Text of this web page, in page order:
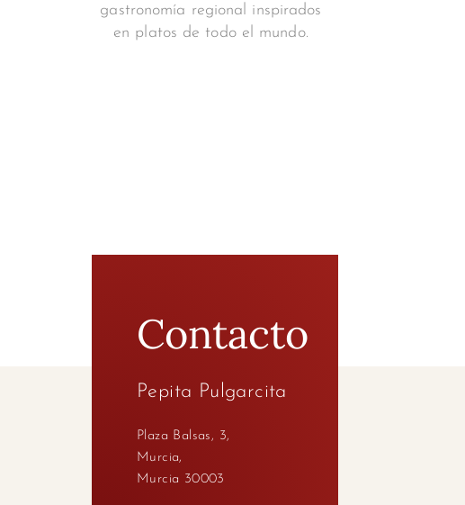
gastronomía regional inspirados
en platos de todo el mundo.
Contacto
Pepita Pulgarcita
Plaza Balsas, 3,
Murcia,
Murcia 30003